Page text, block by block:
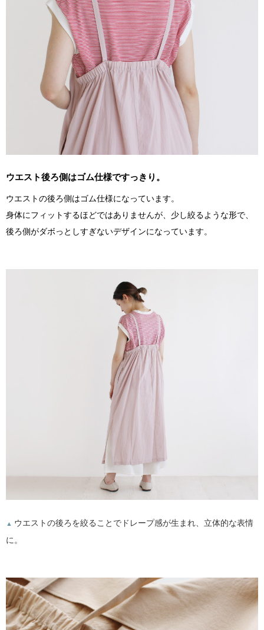
ウエスト後ろ側はゴム仕様ですっきり。
ウエストの後ろ側はゴム仕様になっています。
身体にフィットするほどではありませんが、少し絞るような形で、
後ろ側がダボっとしすぎないデザインになっています。
▲ ウエストの後ろを絞ることでドレープ感が生まれ、立体的な表情
に。